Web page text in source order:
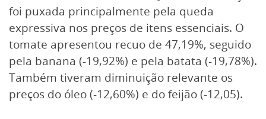
foi puxada principalmente pela queda
expressiva nos preços de itens essenciais. O
tomate apresentou recuo de 47,19%, seguido
pela banana (-19,92%) e pela batata (-19,78%).
Também tiveram diminuição relevante os
preços do óleo (-12,60%) e do feijão (-12,05).